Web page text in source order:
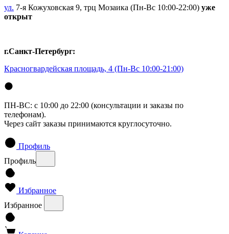
ул. 7-я Кожуховская 9, трц Мозаика (Пн-Вс 10:00-22:00) уже
открыт
г.Санкт-Петербург:
Красногвардейская площадь, 4 (Пн-Вс 10:00-21:00)
ПН-ВС: с 10:00 до 22:00 (консультации и заказы по
телефонам).
Через сайт заказы принимаются круглосуточно.
Профиль
Профиль
Избранное
Избранное